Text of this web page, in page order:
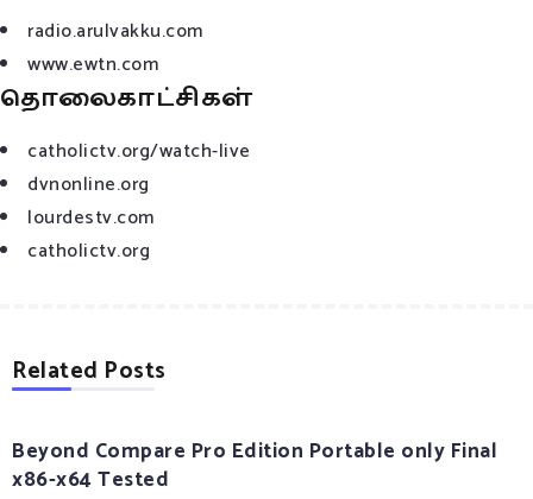
radio.arulvakku.com
www.ewtn.com
தொலைகாட்சிகள்
catholictv.org/watch-live
dvnonline.org
lourdestv.com
catholictv.org
Related Posts
Beyond Compare Pro Edition Portable only Final
x86-x64 Tested